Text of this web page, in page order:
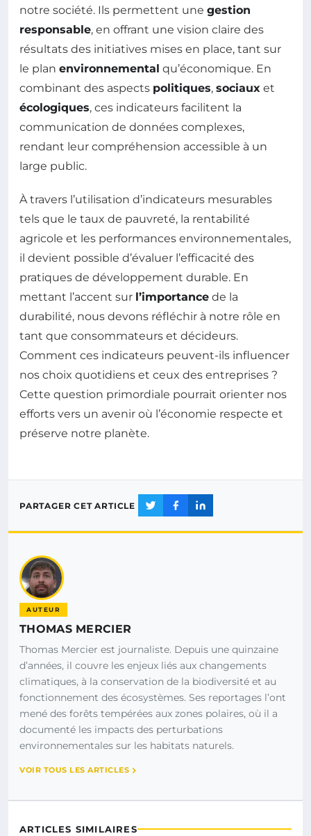
notre société. Ils permettent une gestion
responsable, en offrant une vision claire des
résultats des initiatives mises en place, tant sur
le plan environnemental qu’économique. En
combinant des aspects politiques, sociaux et
écologiques, ces indicateurs facilitent la
communication de données complexes,
rendant leur compréhension accessible à un
large public.
À travers l’utilisation d’indicateurs mesurables
tels que le taux de pauvreté, la rentabilité
agricole et les performances environnementales,
il devient possible d’évaluer l’efficacité des
pratiques de développement durable. En
mettant l’accent sur l’importance de la
durabilité, nous devons réfléchir à notre rôle en
tant que consommateurs et décideurs.
Comment ces indicateurs peuvent-ils influencer
nos choix quotidiens et ceux des entreprises ?
Cette question primordiale pourrait orienter nos
efforts vers un avenir où l’économie respecte et
préserve notre planète.
PARTAGER CET ARTICLE
AUTEUR
THOMAS MERCIER
Thomas Mercier est journaliste. Depuis une quinzaine
d’années, il couvre les enjeux liés aux changements
climatiques, à la conservation de la biodiversité et au
fonctionnement des écosystèmes. Ses reportages l’ont
mené des forêts tempérées aux zones polaires, où il a
documenté les impacts des perturbations
environnementales sur les habitats naturels.
VOIR TOUS LES ARTICLES
ARTICLES SIMILAIRES